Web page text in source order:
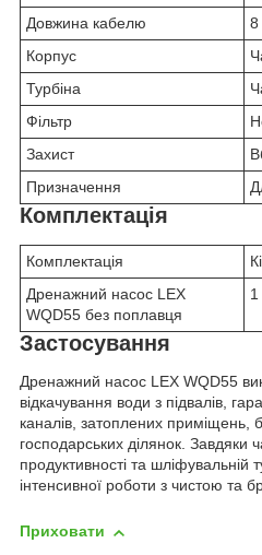
Довжина кабелю
8
Корпус
Турбіна
Фільтр
Захист
Призначення
Комплектація
Комплектація
Дренажний насос LEX
WQD55 без поплавця
Застосування
Дренажний насос LEX WQD55
відкачування води з підвалів,
каналів, затоплених приміщень,
господарських ділянок. Завдяки
продуктивності та шліфувальній
інтенсивної роботи з чистою та
Приховати